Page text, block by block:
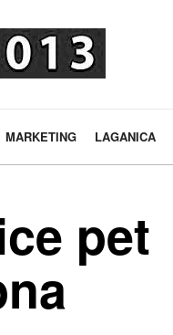
MARKETING LAGANICA
pet